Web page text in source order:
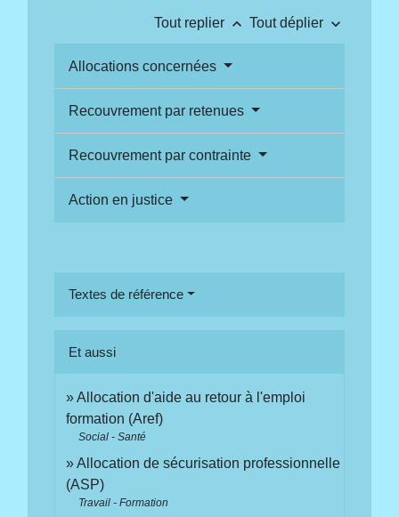
Tout replier keyboard_arrow_up Tout déplier keyboard_arrow_down
Allocations concernées
Recouvrement par retenues
Recouvrement par contrainte
Action en justice
Textes de référence
Et aussi
Allocation d'aide au retour à l'emploi
formation (Aref)
Social - Santé
Allocation de sécurisation professionnelle
(ASP)
Travail - Formation